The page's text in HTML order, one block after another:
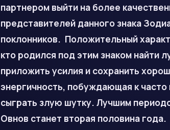
партнером выйти на более
представителей данного знака
поклонников. Положительный
кто родился под этим знаком найти
приложить усилия и сохранить
энергичность, побуждающая к
сыграть злую шутку. Лучшим
Овнов станет вторая половина года.